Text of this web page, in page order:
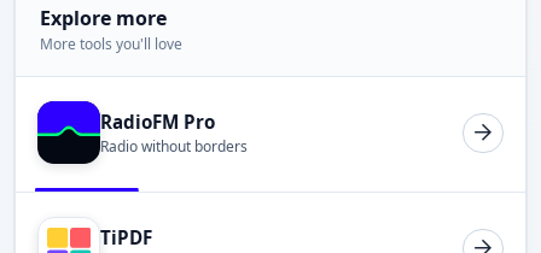
Explore more
More tools you'll love
RadioFM Pro
Radio without borders
TiPDF